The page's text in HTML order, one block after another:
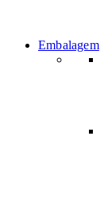
Embalagem